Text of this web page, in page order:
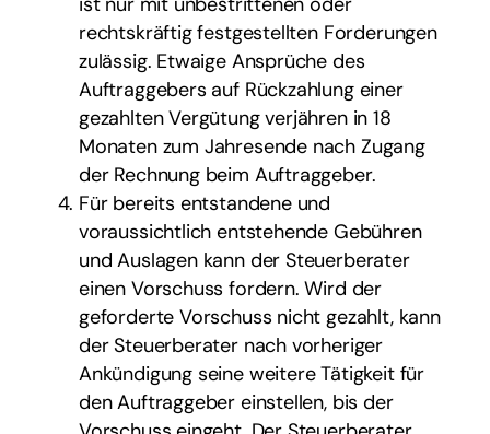
rechtskräftig festgestellten Forderungen
zulässig. Etwaige Ansprüche des
Auftraggebers auf Rückzahlung einer
gezahlten Vergütung verjähren in 18
Monaten zum Jahresende nach Zugang
der Rechnung beim Auftraggeber.
Für bereits entstandene und
voraussichtlich entstehende Gebühren
und Auslagen kann der Steuerberater
einen Vorschuss fordern. Wird der
geforderte Vorschuss nicht gezahlt, kann
der Steuerberater nach vorheriger
Ankündigung seine weitere Tätigkeit für
den Auftraggeber einstellen, bis der